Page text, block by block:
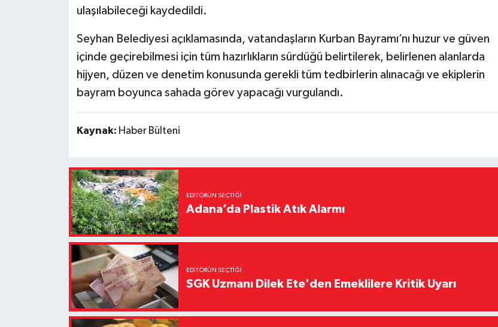
ulaşılabileceği kaydedildi.
Seyhan Belediyesi açıklamasında, vatandaşların Kurban Bayramı’nı huzur ve güven
içinde geçirebilmesi için tüm hazırlıkların sürdüğü belirtilerek, belirlenen alanlarda
hijyen, düzen ve denetim konusunda gerekli tüm tedbirlerin alınacağı ve ekiplerin
bayram boyunca sahada görev yapacağı vurgulandı.
Kaynak: Haber Bülteni
EDITÖRÜN SEÇTIĞI
Adana’da Plastik Atık Alarmı
EDITÖRÜN SEÇTIĞI
SGK Uzmanı Dilek Ete'den Emeklilere Kritik Uyarı